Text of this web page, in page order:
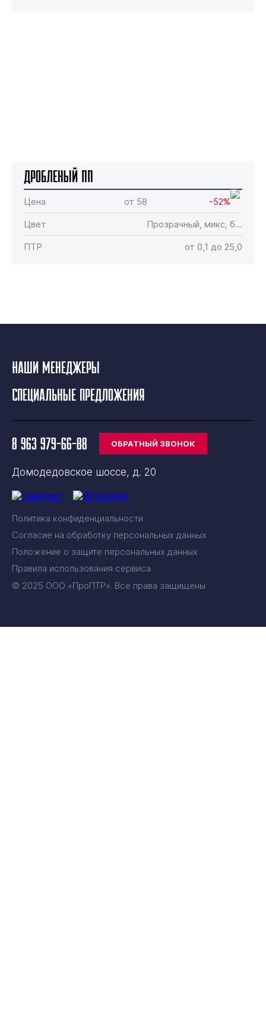
Дробленый ПП
Цена от 58
-52%
Цвет
Прозрачный, микс, б…
ПТР
от 0,1 до 25,0
Наши менеджеры
Специальные предложения
8 963 979-66-88 ОБРАТНЫЙ ЗВОНОК
Домодедовское шоссе, д. 20
Политика конфиденциальности
Согласие на обработку персональных данных
Положение о защите персональных данных
Правила использования сервиса
© 2025 ООО «ПроПТР». Все права защищены